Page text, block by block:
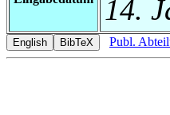
14.
Publ.